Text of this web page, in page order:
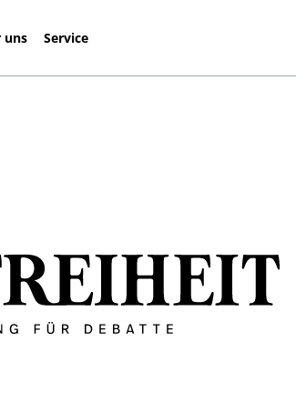
uns Service